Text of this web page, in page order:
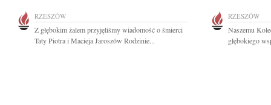
RZESZÓW
Z głębokim żalem przyjęliśmy wiadomość o śmierci
Taty Piotra i Macieja Jaroszów Rodzinie...
RZESZÓW
Naszemu
głębokiego